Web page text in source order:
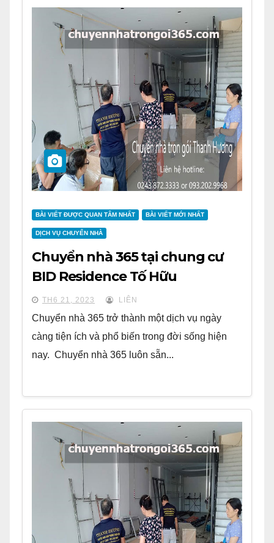
BÀI VIẾT ĐƯỢC QUAN TÂM NHẤT BÀI VIẾT MỚI NHẤT
DỊCH VỤ CHUYỂN NHÀ
Chuyển nhà 365 tại chung cư
BID Residence Tố Hữu
TH6 21, 2023 LIÊN
Chuyển nhà 365 trở thành một dịch vụ ngày
càng tiện ích và phổ biến trong đời sống hiện
nay. Chuyển nhà 365 luôn sẵn...